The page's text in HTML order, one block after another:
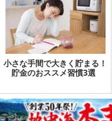
小さな手間で大きく貯まる！
貯金のおススメ習慣3選